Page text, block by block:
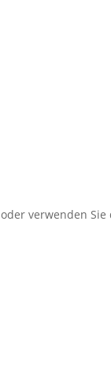
verwenden